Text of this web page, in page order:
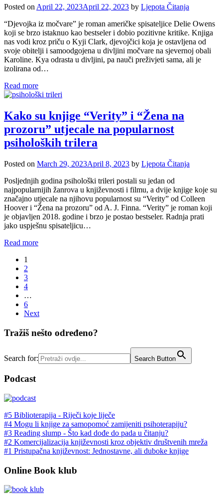
Posted on April 22, 2023April 22, 2023 by Ljepota Čitanja
“Djevojka iz močvare” je roman američke spisateljice Delie Owens
koji se brzo istaknuo kao bestseler i dobio pozitivne kritike. Knjiga
nas vodi kroz priču o Kyji Clark, djevojčici koja je ostavljena od
svoje obitelji i samoodgojena u divljini močvare na sjevernoj obali
Karoline. Kya odrasta u divljini, pa nauči preživjeti sama, ali je
izolirana od…
Read more
Kako su knjige “Verity” i “Žena na
prozoru” utjecale na popularnost
psiholoških trilera
Posted on March 29, 2023April 8, 2023 by Ljepota Čitanja
Posljednjih godina psihološki trileri postali su jedan od
najpopularnijih žanrova u književnosti i filmu, a dvije knjige koje su
značajno utjecale na njihovu popularnost su “Verity” od Colleen
Hoover i “Žena na prozoru” od A. J. Finna. “Verity” je roman koji
je objavljen 2018. godine i brzo je postao bestseler. Radnja prati
jako uspješnu spisateljicu…
Read more
Posts
pagination
1
2
3
4
…
6
Next
Tražiš nešto određeno?
Search for: Search Button
Podcast
#5 Biblioterapija - Riječi koje liječe
#4 Mogu li knjige za samopomoć zamijeniti psihoterapiju?
#3 Reading slump - Što kad dođe do pada u čitanju?
#2 Komercijalizacija književnosti kroz objektiv društvenih mreža
#1 Pristupačna književnost: Jednostavne, ali duboke knjige
Online Book klub